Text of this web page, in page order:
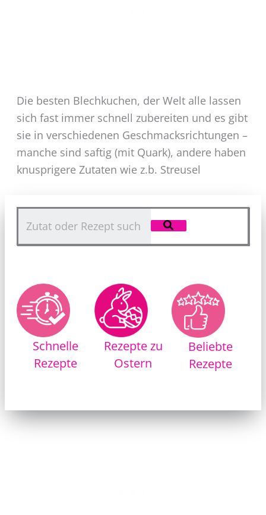
Die besten Blechkuchen, der Welt alle lassen
sich fast immer schnell zubereiten und es gibt
sie in verschiedenen Geschmacksrichtungen –
manche sind saftig (mit Quark), andere haben
knusprigere Zutaten wie z.b. Streusel
Schnelle
Rezepte
Rezepte zu
Ostern
Beliebte
Rezepte